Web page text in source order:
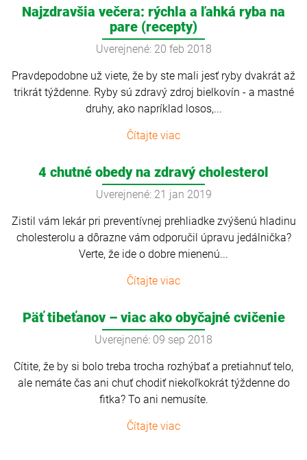
Najzdravšia večera: rýchla a ľahká ryba na
pare (recepty)
Uverejnené: 20 feb 2018
Pravdepodobne už viete, že by ste mali jesť ryby dvakrát až
trikrát týždenne. Ryby sú zdravý zdroj bielkovín - a mastné
druhy, ako napríklad losos,...
Čítajte viac
4 chutné obedy na zdravý cholesterol
Uverejnené: 21 jan 2019
Zistil vám lekár pri preventívnej prehliadke zvýšenú hladinu
cholesterolu a dôrazne vám odporučil úpravu jedálnička?
Verte, že ide o dobre mienenú...
Čítajte viac
Päť tibeťanov – viac ako obyčajné cvičenie
Uverejnené: 09 sep 2018
Cítite, že by si bolo treba trocha rozhýbať a pretiahnuť telo,
ale nemáte čas ani chuť chodiť niekoľkokrát týždenne do
fitka? To ani nemusíte.
Čítajte viac